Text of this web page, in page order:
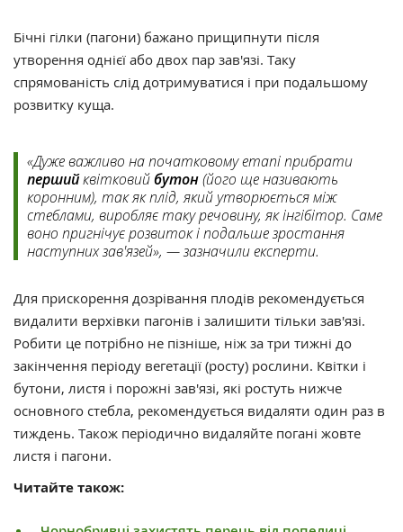
Бічні гілки (пагони) бажано прищипнути після
утворення однієї або двох пар зав'язі. Таку
спрямованість слід дотримуватися і при подальшому
розвитку куща.
«Дуже важливо на початковому етапі прибрати
першийквітковийбутон(його ще називають
коронним), так як плід, який утворюється між
стеблами, виробляє таку речовину, як інгібітор. Саме
воно пригнічує розвиток і подальше зростання
наступних зав'язей», — зазначили експерти.
Для прискорення дозрівання плодів рекомендується
видалити верхівки пагонів і залишити тільки зав'язі.
Робити це потрібно не пізніше, ніж за три тижні до
закінчення періоду вегетації (росту) рослини. Квітки і
бутони, листя і порожні зав'язі, які ростуть нижче
основного стебла, рекомендується видаляти один раз в
тиждень. Також періодично видаляйте погані жовте
листя і пагони.
Читайте також: